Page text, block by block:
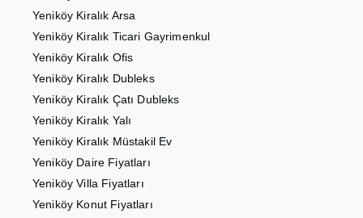
Yeniköy Kiralık Arsa
Yeniköy Kiralık Ticari Gayrimenkul
Yeniköy Kiralık Ofis
Yeniköy Kiralık Dubleks
Yeniköy Kiralık Çatı Dubleks
Yeniköy Kiralık Yalı
Yeniköy Kiralık Müstakil Ev
Yeniköy Daire Fiyatları
Yeniköy Villa Fiyatları
Yeniköy Konut Fiyatları